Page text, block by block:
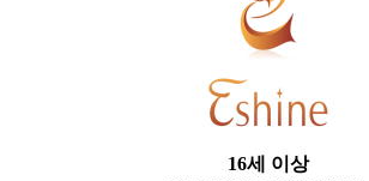
16세 이상